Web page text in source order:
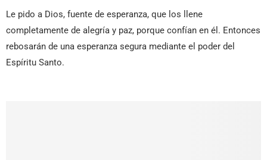
Le pido a Dios, fuente de esperanza, que los llene
completamente de alegría y paz, porque confían en él. Entonces
rebosarán de una esperanza segura mediante el poder del
Espíritu Santo.